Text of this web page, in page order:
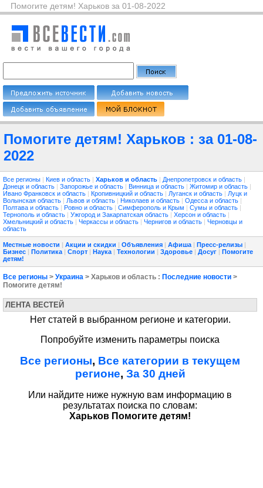
Помогите детям! Харьков за 01-08-2022
Помогите детям! Харьков : за 01-08-
2022
Все регионы | Киев и область | Харьков и область | Днепропетровск и область |
Донецк и область | Запорожье и область | Винница и область | Житомир и область |
Ивано Франковск и область | Кропивницкий и область | Луганск и область | Луцк и
Волынская область | Львов и область | Николаев и область | Одесса и область |
Полтава и область | Ровно и область | Симферополь и Крым | Сумы и область |
Тернополь и область | Ужгород и Закарпатская область | Херсон и область |
Хмельницкий и область | Черкассы и область | Чернигов и область | Черновцы и
область
Местные новости | Акции и скидки | Объявления | Афиша | Пресс-релизы |
Бизнес | Политика | Спорт | Наука | Технологии | Здоровье | Досуг | Помогите
детям!
Все регионы > Украина > Харьков и область : Последние новости >
Помогите детям!
ЛЕНТА ВЕСТЕЙ
Нет статей в выбранном регионе и категории.
Попробуйте изменить параметры поиска
Все регионы, Все категории в текущем
регионе, За 30 дней
Или найдите ниже нужную вам информацию в
результатах поиска по словам:
Харьков Помогите детям!